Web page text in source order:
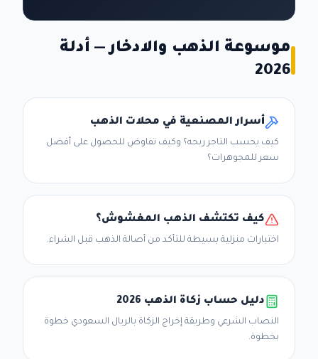
موسوعة الذهب والادخار — أدلة
2026
أسرار المصنعية في محلات الذهب
كيف يحسب التاجر ربحه؟ وكيف تفاوض للحصول على أفضل
سعر للمجوهرات؟
كيف تكتشف الذهب المغشوش؟
اختبارات منزلية بسيطة للتأكد من أصالة الذهب قبل الشراء.
دليل حساب زكاة الذهب 2026
النصاب الشرعي وطريقة إخراج الزكاة بالريال السعودي خطوة
بخطوة.